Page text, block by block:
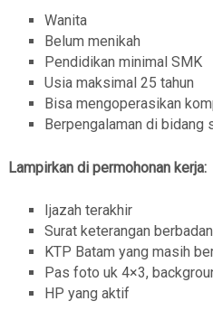
Wanita
Belum menikah
Pendidikan minimal SMK
Usia maksimal 25 tahun
Bisa mengoperasikan
Berpengalaman di bidang
Lampirkan di permohonan kerja:
Ijazah terakhir
Surat keterangan
KTP Batam yang masih
Pas foto uk 4×3,
HP yang aktif